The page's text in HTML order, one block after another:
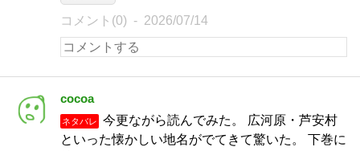
コメント(0) 2026/07/14
cocoa
ネタバレ
今更ながら読んでみた。 広河原・芦安村
といった懐かしい地名がでてきて驚いた。 下巻に